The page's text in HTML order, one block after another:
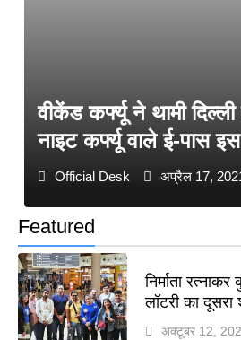
Featured
निर्माता
लॉटरी का
अक्टूबर 12,
वीकेंड कर्फ्यू ने थामी दिल्ली
नाइट कर्फ्यू वाले ई-पास
Official Desk अप्रैल 17,